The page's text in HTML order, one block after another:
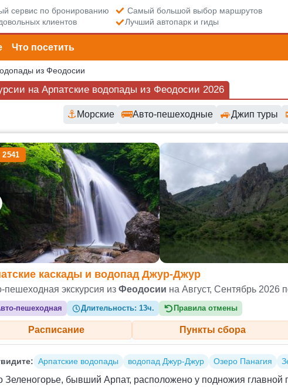
сервис по бронированию
Самый большой выбор маршрутов
клиентов
Лучший автопарк и гиды
Что посетить
из Феодосии
на Арпатские водопады из Феодосии 2026
⚓Морские 🚌Авто-пешеходные 🚙Джип туры
маршруты и цены
каскады и водопад Джур-Джур
пешеходная экскурсия из Феодосии на Август, Сентябрь 2026
пешеходная Длительность:13ч. Правила отмены
Расписание Пункты сбора
Арпатские водопады водопад Джур-Джур Озеро Панагия
Зеленогорье, бывший Арпат, расположено у подножия главной